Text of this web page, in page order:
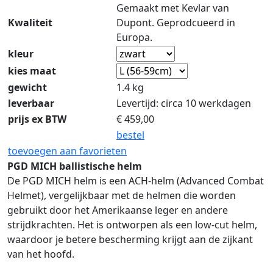
Kwaliteit
Gemaakt met Kevlar van
Dupont. Geprodcueerd in
Europa.
kleur
kies maat
gewicht
1.4 kg
leverbaar
Levertijd: circa 10 werkdagen
prijs ex BTW
€459,00
bestel
toevoegen aan favorieten
PGD MICH ballistische helm
De PGD MICH helm is een ACH-helm (Advanced Combat
Helmet), vergelijkbaar met de helmen die worden
gebruikt door het Amerikaanse leger en andere
strijdkrachten. Het is ontworpen als een low-cut helm,
waardoor je betere bescherming krijgt aan de zijkant
van het hoofd.